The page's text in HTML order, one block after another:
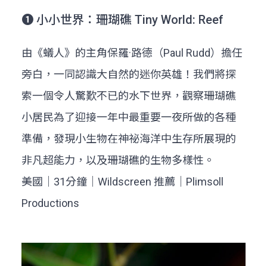
➊ 小小世界：珊瑚礁 Tiny World: Reef
由《蟻人》的主角保羅·路德（Paul Rudd）擔任
旁白，一同認識大自然的迷你英雄！我們將探
索一個令人驚歎不已的水下世界，觀察珊瑚礁
小居民為了迎接一年中最重要一夜所做的各種
準備，發現小生物在神祕海洋中生存所展現的
非凡超能力，以及珊瑚礁的生物多樣性。
美國｜31分鐘｜Wildscreen 推薦｜Plimsoll
Productions